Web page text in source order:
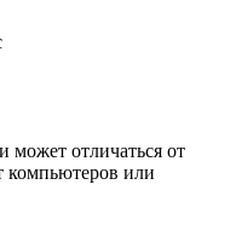
может отличаться от
компьютеров или